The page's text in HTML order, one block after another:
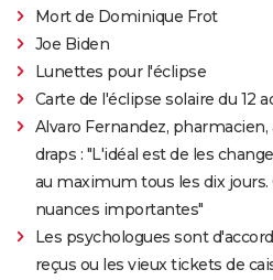
Mort de Dominique Frot
Joe Biden
Lunettes pour l'éclipse
Carte de l'éclipse solaire du 12
Alvaro Fernandez, pharmacien,
draps : "L'idéal est de les
au maximum tous les dix jours.
nuances importantes"
Les psychologues sont
reçus ou les vieux tickets de